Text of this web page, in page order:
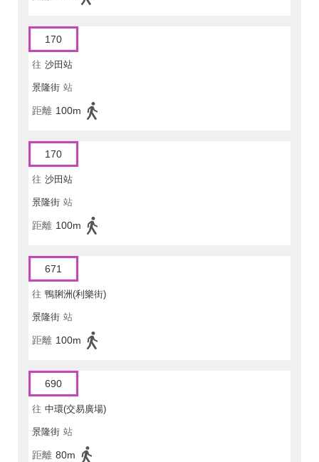
170
往 沙田站
景隆街 站
距離 100m
170
往 沙田站
景隆街 站
距離 100m
671
往 鴨脷洲(利樂街)
景隆街 站
距離 100m
690
往 中環(交易廣場)
景隆街 站
距離 80m